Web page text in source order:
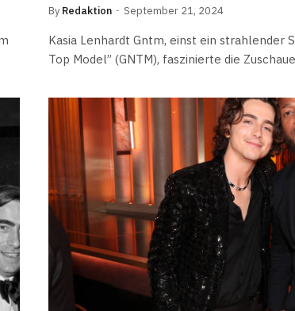
By Redaktion September 21, 2024
Kasia Lenhardt Gntm, einst ein strahlender
Top Model” (GNTM), faszinierte die